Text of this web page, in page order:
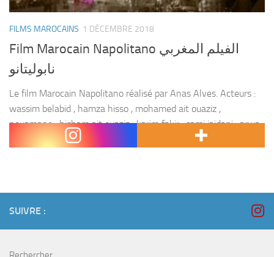
FILMS MAROCAINS 1 DÉCEMBRE 2018
Film Marocain Napolitano الفيلم المغربي
نابوليتانو
Le film Marocain Napolitano réalisé par Anas Alves. Acteurs :
wassim belabid , hamza hisso , mohamed ait ouaziz ,
nouamane , hicham ait ouaziz , karim fakir , sami jaidani , arwa
SUIVRE :